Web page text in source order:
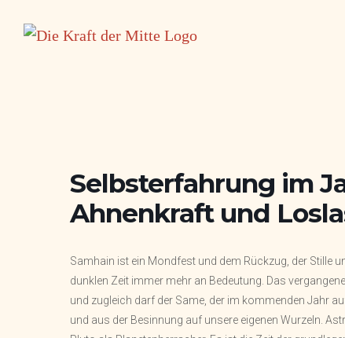
Inhalt
Selbsterfahrung im
Ahnenkraft und
Samhain ist ein Mondfest und dem Rückzug, der Stille
dunklen Zeit immer mehr an Bedeutung. Das
und zugleich darf der Same, der im kommenden Jahr
und aus der Besinnung auf unsere eigenen Wurzeln.